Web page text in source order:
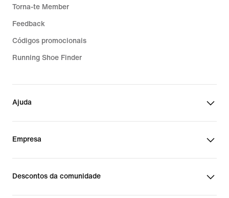
Torna-te Member
Feedback
Códigos promocionais
Running Shoe Finder
Ajuda
Empresa
Descontos da comunidade